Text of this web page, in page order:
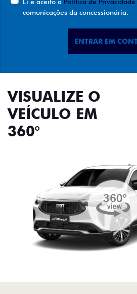
comunicações da concessionária.
ENTRAR EM
VISUALIZE O
VEÍCULO EM
360°